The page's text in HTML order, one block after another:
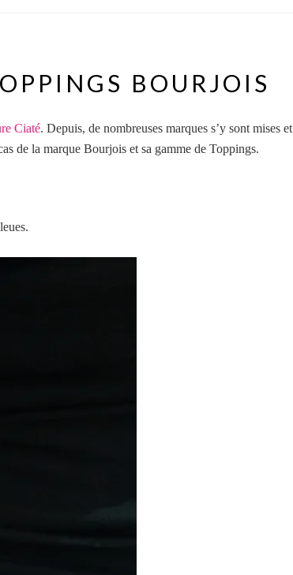
BOURJOIS
Ciaté. Depuis, de nombreuses marques s’y sont mises et
de la marque Bourjois et sa gamme de Toppings.